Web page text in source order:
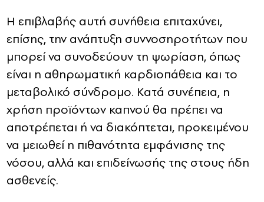
Η επιβλαβής αυτή συνήθεια επιταχύνει,
επίσης, την ανάπτυξη συννοσηροτήτων που
μπορεί να συνοδεύουν τη ψωρίαση, όπως
είναι η αθηρωματική καρδιοπάθεια και το
μεταβολικό σύνδρομο. Κατά συνέπεια, η
χρήση προϊόντων καπνού θα πρέπει να
αποτρέπεται ή να διακόπτεται, προκειμένου
να μειωθεί η πιθανότητα εμφάνισης της
νόσου, αλλά και επιδείνωσής της στους ήδη
ασθενείς.